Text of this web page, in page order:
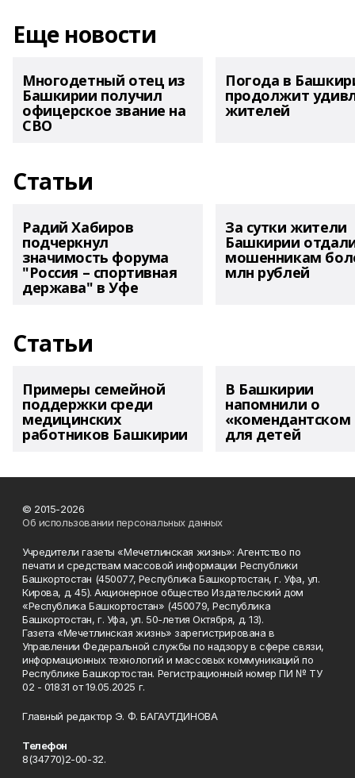
Еще новости
Многодетный отец из
Башкирии получил
офицерское звание на
СВО
Погода в
продолжит
жителей
Статьи
Радий Хабиров
подчеркнул
значимость форума
"Россия – спортивная
держава" в Уфе
За сутки жители
Башкирии
мошенникам
млн рублей
Статьи
Примеры семейной
поддержки среди
медицинских
работников Башкирии
В Башкирии
напомнили о
«комендантском
для детей
© 2015-2026
Об использовании персональных данных
Учредители газеты «Мечетлинская жизнь»: Агентство по
печати и средствам массовой информации Республики
Башкортостан (450077, Республика Башкортостан, г. Уфа, ул.
Кирова, д. 45). Акционерное общество Издательский дом
«Республика Башкортостан» (450079, Республика
Башкортостан, г. Уфа, ул. 50-летия Октября, д. 13).
Газета «Мечетлинская жизнь» зарегистрирована в
Управлении Федеральной службы по надзору в сфере связи,
информационных технологий и массовых коммуникаций по
Республике Башкортостан. Регистрационный номер ПИ № ТУ
02 - 01831 от 19.05.2025 г.
Главный редактор Э. Ф. БАГАУТДИНОВА
Телефон
8(34770)2-00-32.